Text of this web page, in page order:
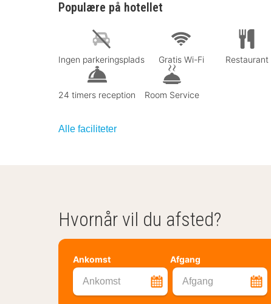
Populære på hotellet
Ingen parkeringsplads Gratis Wi-Fi Restaurant
24 timers reception Room Service
Alle faciliteter
Hvornår vil du afsted?
Ankomst Afgang
Ankomst Afgang